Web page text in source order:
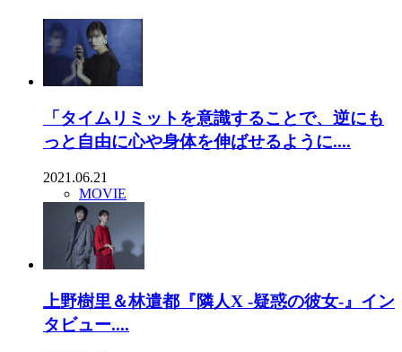
「タイムリミットを意識することで、逆にも
っと自由に心や身体を伸ばせるように....
2021.06.21
MOVIE
上野樹里＆林遣都『隣人X -疑惑の彼女-』イン
タビュー....